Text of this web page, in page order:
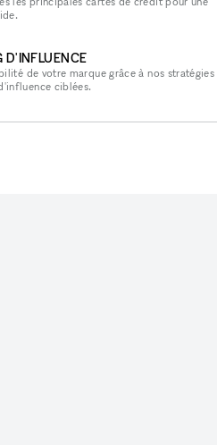
D'INFLUENCE
de votre marque grâce à nos stratégies
ciblées.